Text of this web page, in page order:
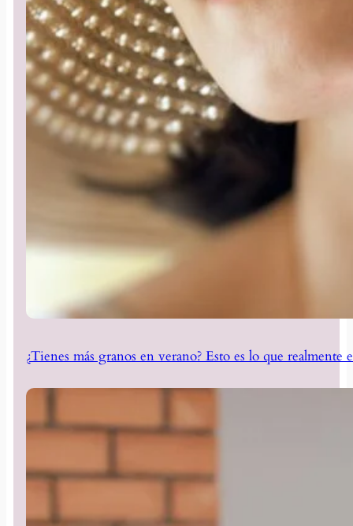
¿Tienes más granos en verano? Esto es lo que realmente